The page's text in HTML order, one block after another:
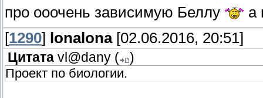
про ооочень зависимую Беллу
а
[1290] lonalona[02.06.2016, 20:51]
Цитата vl@dany (
)
Проект по биологии.